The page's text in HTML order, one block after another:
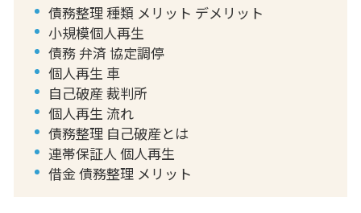
債務整理 種類 メリット デメリット
小規模個人再生
債務 弁済 協定調停
個人再生 車
自己破産 裁判所
個人再生 流れ
債務整理 自己破産とは
連帯保証人 個人再生
借金 債務整理 メリット